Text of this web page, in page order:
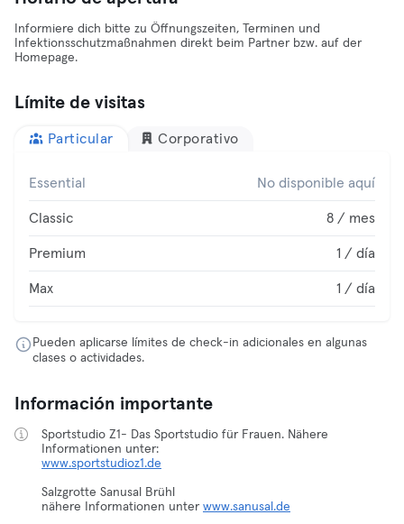
Informiere dich bitte zu Öffnungszeiten, Terminen und
Infektionsschutzmaßnahmen direkt beim Partner bzw. auf der
Homepage.
Límite de visitas
Particular Corporativo
Essential No disponible aquí
Classic 8 / mes
Premium 1 / día
Max 1 / día
Pueden aplicarse límites de check-in adicionales en algunas
clases o actividades.
Información importante
Sportstudio Z1- Das Sportstudio für Frauen. Nähere
www.sportstudioz1.de
Salzgrotte Sanusal Brühl
nähere Informationen unter www.sanusal.de